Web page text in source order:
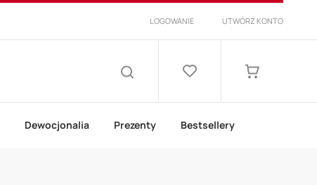
LOGOWANIE UTWÓRZ KONTO
Lista
Dewocjonalia Prezenty Bestsellery